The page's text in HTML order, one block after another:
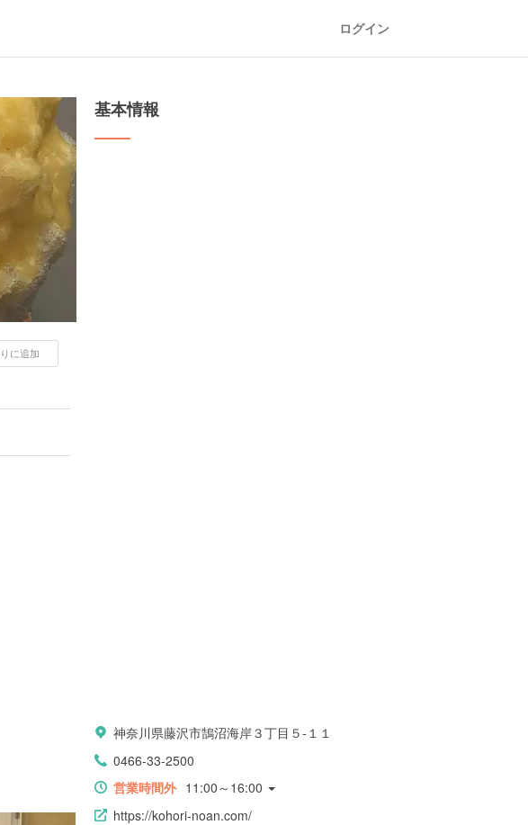
ログイン
に追加
基本情報
神奈川県藤沢市鵠沼海岸３丁目５-１１
0466-33-2500
営業時間外 11:00～16:00
https://kohori-noan.com/